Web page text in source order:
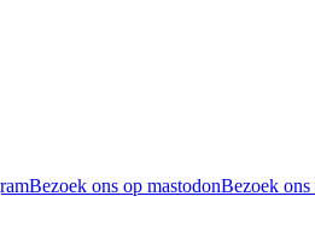
Bezoek ons op mastodonBezoek ons